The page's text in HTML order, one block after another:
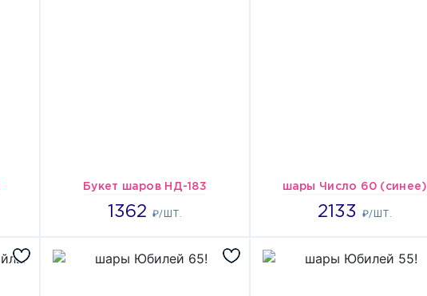
Букет шаров НД-183
1362 ₽/ШТ.
1362 шары Число 60 (синее)
2133 ₽/ШТ.
2133